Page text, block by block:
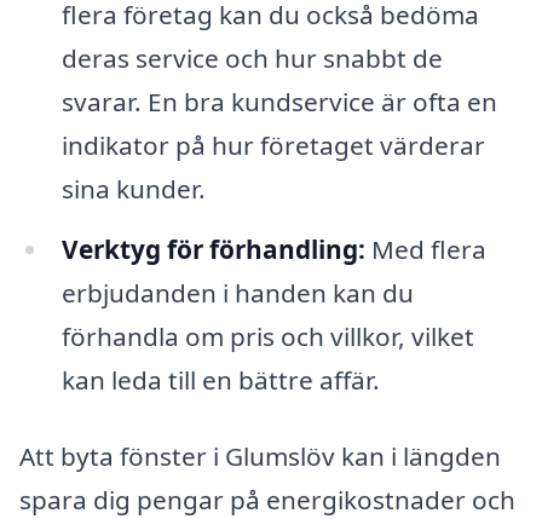
flera företag kan du också bedöma
deras service och hur snabbt de
svarar. En bra kundservice är ofta en
indikator på hur företaget värderar
sina kunder.
Verktyg för förhandling: Med flera
erbjudanden i handen kan du
förhandla om pris och villkor, vilket
kan leda till en bättre affär.
Att byta fönster i Glumslöv kan i längden
spara dig pengar på energikostnader och